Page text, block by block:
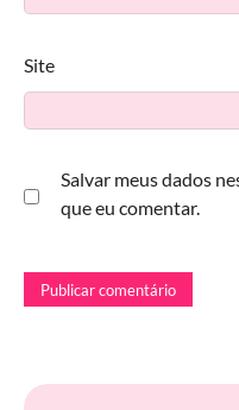
Site
Salvar meus dados
que eu comentar.